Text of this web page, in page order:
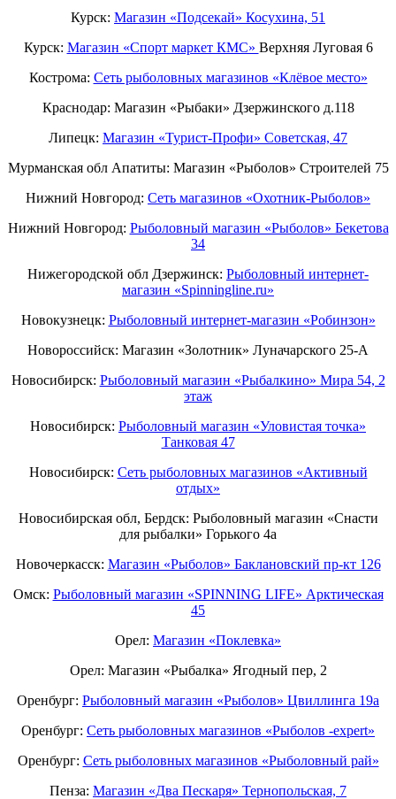
Курск: Магазин «Подсекай» Косухина, 51
Курск: Магазин «Спорт маркет КМС» Верхняя Луговая 6
Кострома: Сеть рыболовных магазинов «Клёвое место»
Краснодар: Магазин «Рыбаки» Дзержинского д.118
Липецк: Магазин «Турист-Профи» Советская, 47
Мурманская обл Апатиты: Магазин «Рыболов» Строителей 75
Нижний Новгород: Cеть магазинов «Охотник-Рыболов»
Нижний Новгород: Рыболовный магазин «Рыболов» Бекетова
34
Нижегородской обл Дзержинск: Рыболовный интернет-
магазин «Spinningline.ru»
Новокузнецк: Рыболовный интернет-магазин «Робинзон»
Новороссийск: Магазин «Золотник» Луначарского 25-А
Новосибирск: Рыболовный магазин «Рыбалкино» Мира 54, 2
этаж
Новосибирск: Рыболовный магазин «Уловистая точка»
Танковая 47
Новосибирск: Сеть рыболовных магазинов «Активный
отдых»
Новосибирская обл, Бердск: Рыболовный магазин «Снасти
для рыбалки» Горького 4а
Новочеркасск: Магазин «Рыболов» Баклановский пр-кт 126
Омск: Рыболовный магазин «SPINNING LIFE» Арктическая
45
Орел: Магазин «Поклевка»
Орел: Магазин «Рыбалка» Ягодный пер, 2
Оренбург: Рыболовный магазин «Рыболов» Цвиллинга 19а
Оренбург: Сеть рыболовных магазинов «Рыболов -expert»
Оренбург: Сеть рыболовных магазинов «Рыболовный рай»
Пенза: Магазин «Два Пескаря» Тернопольская, 7